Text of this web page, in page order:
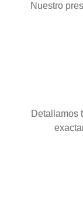
Nuestro
Detallamos